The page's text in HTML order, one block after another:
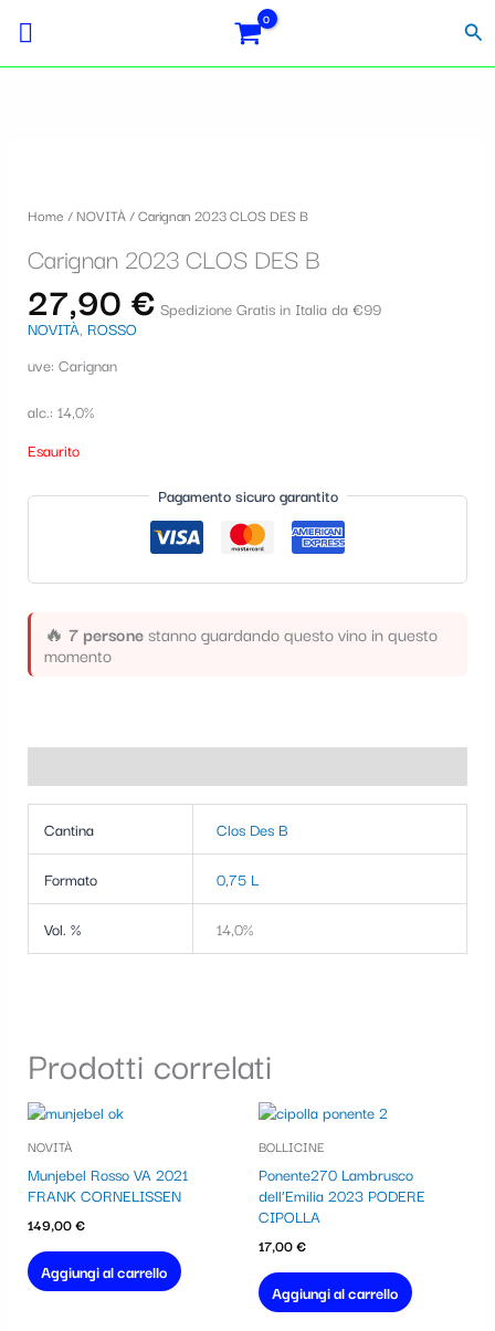
contenuto
Home /NOVITÀ/ Carignan 2023 CLOS DES B
Carignan 2023 CLOS DES B
27,90 € Spedizione Gratis in Italia da €99
NOVITÀ, ROSSO
uve: Carignan
alc.: 14,0%
Esaurito
Pagamento sicuro garantito
🔥 7 personestanno guardando questo vino in questo
momento
Cantina Clos Des B
Formato 0,75 L
Vol. % 14,0%
Prodotti correlati
NOVITÀ
Munjebel Rosso VA 2021
FRANK CORNELISSEN
149,00€
Aggiungi al carrello
BOLLICINE
Ponente270 Lambrusco
dell’Emilia 2023 PODERE
CIPOLLA
17,00€
Aggiungi al carrello
o
n
a
u
n
a
c
g
o
fiscale:
Carrello: